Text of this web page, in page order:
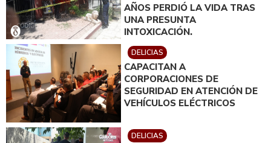
AÑOS PERDIÓ LA VIDA TRAS
UNA PRESUNTA
INTOXICACIÓN.
DELICIAS
CAPACITAN A
CORPORACIONES DE
SEGURIDAD EN ATENCIÓN DE
VEHÍCULOS ELÉCTRICOS
DELICIAS